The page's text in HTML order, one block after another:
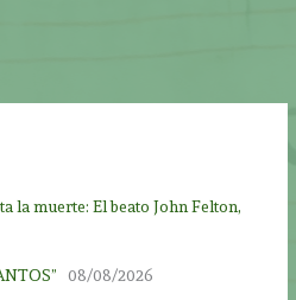
la muerte: El beato John Felton,
08/08/2026